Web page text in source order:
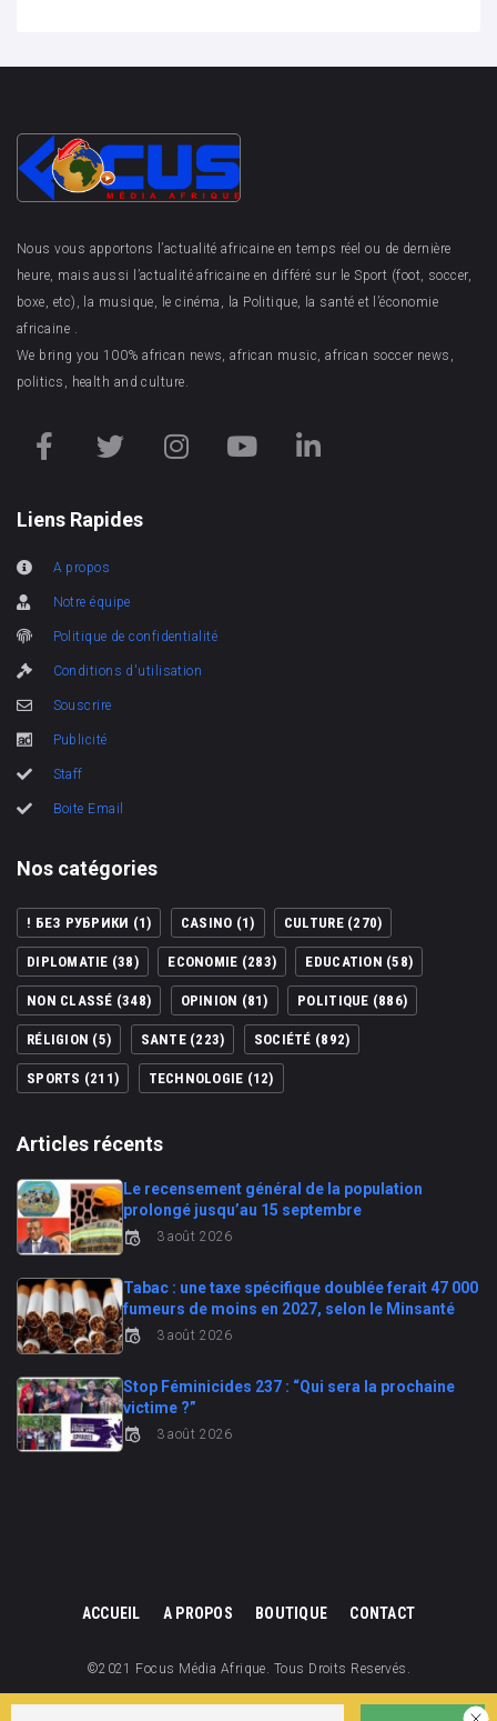
Nous vous apportons l’actualité africaine en temps réel ou de dernière
heure, mais aussi l’actualité africaine en différé sur le Sport (foot, soccer,
boxe, etc), la musique, le cinéma, la Politique, la santé et l’économie
africaine .
We bring you 100% african news, african music, african soccer news,
politics, health and culture.
Liens Rapides
A propos
Notre équipe
Politique de confidentialité
Conditions d'utilisation
Souscrire
Publicité
Staff
Boite Email
Nos catégories
! БЕЗ РУБРИКИ (1) CASINO (1) CULTURE(270)
DIPLOMATIE (38) ECONOMIE (283) EDUCATION (58)
NON CLASSÉ (348) OPINION (81) POLITIQUE (886)
RÉLIGION (5) SANTE(223) SOCIÉTÉ (892)
SPORTS (211) TECHNOLOGIE (12)
Articles récents
Le recensement général de la population
prolongé jusqu’au 15 septembre
3 août 2026
Tabac : une taxe spécifique doublée ferait 47 000
fumeurs de moins en 2027, selon le Minsanté
3 août 2026
Stop Féminicides 237 : “Qui sera la prochaine
victime ?”
3 août 2026
ACCUEIL A PROPOS BOUTIQUE CONTACT
©2021 Focus Média Afrique. Tous Droits Reservés.